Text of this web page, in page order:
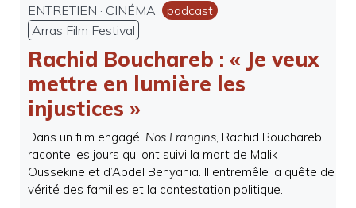
ENTRETIEN · CINÉMA
podcast
Arras Film Festival
Rachid Bouchareb : « Je veux
mettre en lumière les
injustices »
Dans un film engagé, Nos Frangins, Rachid Bouchareb
raconte les jours qui ont suivi la mort de Malik
Oussekine et d’Abdel Benyahia. Il entremêle la quête de
vérité des familles et la contestation politique.